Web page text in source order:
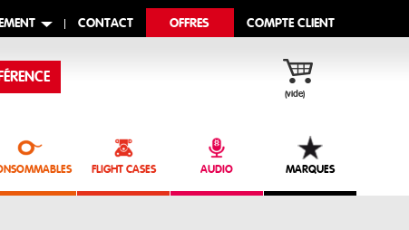
CONTACT OFFRES COMPTE CLIENT
(vide)
FLIGHT CASES AUDIO MARQUES